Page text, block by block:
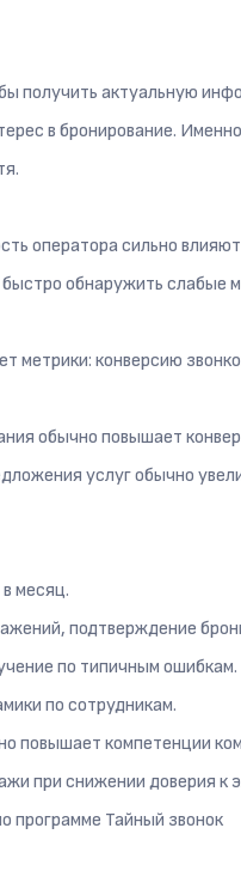
получить актуальную
в бронирование.
оператора сильно
обнаружить слабые
метрики: конверсию
обычно повышает
услуг обычно
месяц.
подтверждение
по типичным ошибкам.
по сотрудникам.
повышает компетенции
при снижении доверия к
программе Тайный звонок